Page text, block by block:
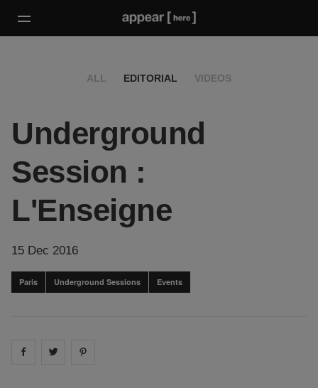
ALL EDITORIAL VIDEOS
Underground
Session :
L'Enseigne
15 Dec 2016
Paris Underground Sessions Events
Share on facebook
Share on